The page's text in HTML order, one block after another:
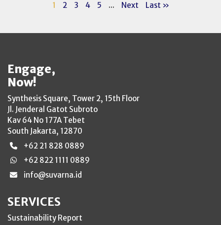
1 2 3 4 5 ... Next Last »
Engage,
Now!
Synthesis Square, Tower 2, 15th Floor
Jl. Jenderal Gatot Subroto
Kav 64 No 177A Tebet
South Jakarta, 12870
+62 21 828 0889
+62 822 1111 0889
info@suvarna.id
SERVICES
Sustainability Report